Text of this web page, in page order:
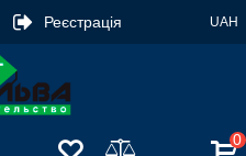
UAH
Реєстрація
0